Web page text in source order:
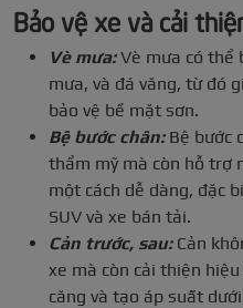
Bảo vệ xe và cải
Vè mưa:Vè mưa có thể
mưa, và đá văng, từ đó
bảo vệ bề mặt sơn.
Bệ bước chân:Bệ bước
thẩm mỹ mà còn hỗ trợ
một cách dễ dàng, đặc
SUV và xe bán tải.
Cản trước, sau:Cản
xe mà còn cải thiện
căng và tạo áp suất